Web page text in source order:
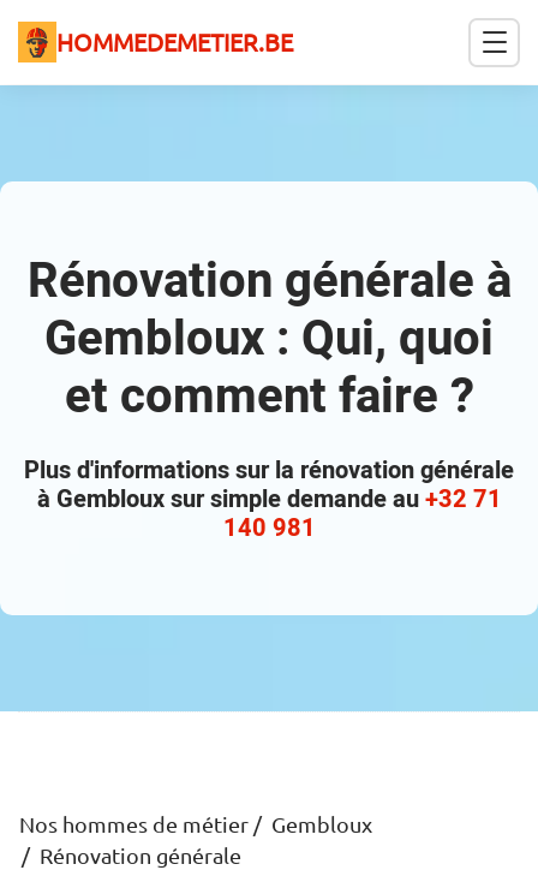
HOMMEDEMETIER.BE
Rénovation générale à
Gembloux : Qui, quoi
et comment faire ?
Plus d'informations sur la rénovation générale
à Gembloux sur simple demande au+32 71
140 981
Nos hommes de métier
Gembloux
Rénovation générale